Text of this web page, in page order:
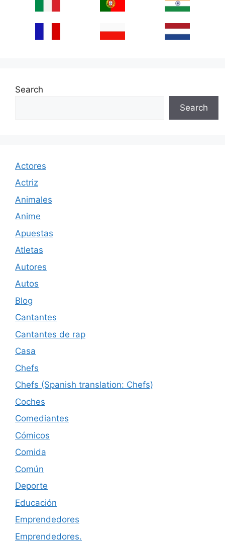
Search
Search
Actores
Actriz
Animales
Anime
Apuestas
Atletas
Autores
Autos
Blog
Cantantes
Cantantes de rap
Casa
Chefs
Chefs (Spanish translation: Chefs)
Coches
Comediantes
Cómicos
Comida
Común
Deporte
Educación
Emprendedores
Emprendedores.